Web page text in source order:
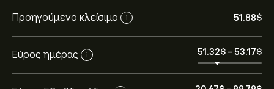
Προηγούμενο κλείσιμο i 51.88‎$‎
Εύρος ημέρας i 51.32‎$‎ - 53.17‎$‎
Η τρέχουσα τιμή του WisdomTree Silver (SLVR.L) είναι
51.88‎$‎